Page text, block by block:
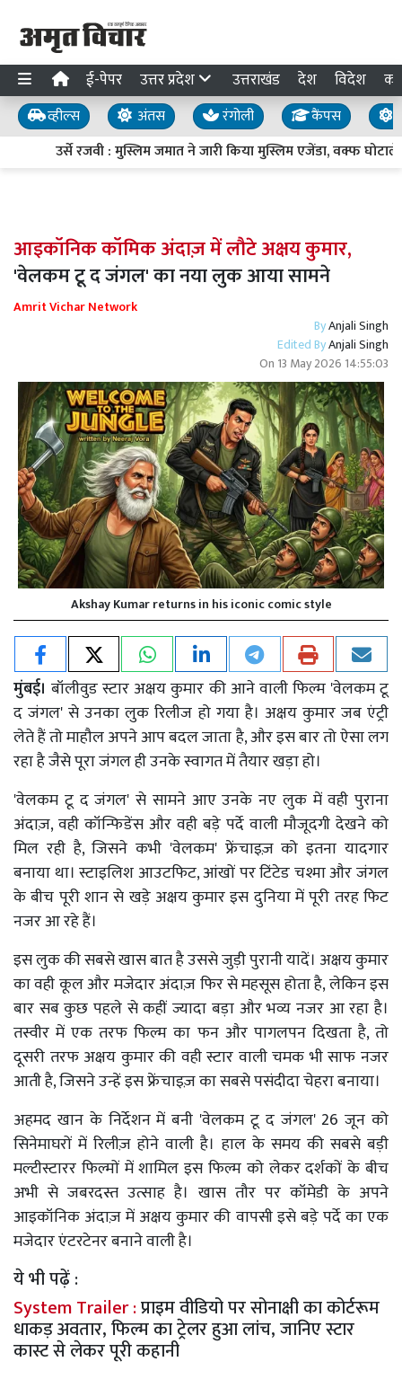
ई-पेपर उत्तर प्रदेश उत्तराखंड देश विदेश
व्हील्स अंतस रंगोली कैंपस
उर्से रजवी : मुस्लिम जमात ने जारी किया मुस्लिम एजेंडा, वक्फ
आइकॉनिक कॉमिक अंदाज़ में लौटे अक्षय कुमार,
'वेलकम टू द जंगल' का नया लुक आया सामने
Amrit Vichar Network
ByAnjali Singh
Edited ByAnjali Singh
On 13 May 2026 14:55:03
Akshay Kumar returns in his iconic comic style
मुंबई।बॉलीवुड स्टार अक्षय कुमार की आने वाली फिल्म 'वेलकम टू
द जंगल' से उनका लुक रिलीज हो गया है। अक्षय कुमार जब एंट्री
लेते हैं तो माहौल अपने आप बदल जाता है, और इस बार तो ऐसा लग
रहा है जैसे पूरा जंगल ही उनके स्वागत में तैयार खड़ा हो।
'वेलकम टू द जंगल' से सामने आए उनके नए लुक में वही पुराना
अंदाज़, वही कॉन्फिडेंस और वही बड़े पर्दे वाली मौजूदगी देखने को
मिल रही है, जिसने कभी 'वेलकम' फ्रेंचाइज़ को इतना यादगार
बनाया था। स्टाइलिश आउटफिट, आंखों पर टिंटेड चश्मा और जंगल
के बीच पूरी शान से खड़े अक्षय कुमार इस दुनिया में पूरी तरह फिट
नजर आ रहे हैं।
इस लुक की सबसे खास बात है उससे जुड़ी पुरानी यादें। अक्षय कुमार
का वही कूल और मजेदार अंदाज़ फिर से महसूस होता है, लेकिन इस
बार सब कुछ पहले से कहीं ज्यादा बड़ा और भव्य नजर आ रहा है।
तस्वीर में एक तरफ फिल्म का फन और पागलपन दिखता है, तो
दूसरी तरफ अक्षय कुमार की वही स्टार वाली चमक भी साफ नजर
आती है, जिसने उन्हें इस फ्रेंचाइज़ का सबसे पसंदीदा चेहरा बनाया।
अहमद खान के निर्देशन में बनी 'वेलकम टू द जंगल' 26 जून को
सिनेमाघरों में रिलीज़ होने वाली है। हाल के समय की सबसे बड़ी
मल्टीस्टारर फिल्मों में शामिल इस फिल्म को लेकर दर्शकों के बीच
अभी से जबरदस्त उत्साह है। खास तौर पर कॉमेडी के अपने
आइकॉनिक अंदाज़ में अक्षय कुमार की वापसी इसे बड़े पर्दे का एक
मजेदार एंटरटेनर बनाने वाली है।
ये भी पढ़ें :
System Trailer :प्राइम वीडियो पर सोनाक्षी का कोर्टरूम
धाकड़ अवतार, फिल्म का ट्रेलर हुआ लांच, जानिए स्टार
कास्ट से लेकर पूरी कहानी